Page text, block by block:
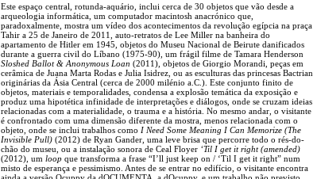
Este espaço central, rotunda-aquário, inclui cerca de 30 objetos que vão desde a
arqueologia informática, um computador macintosh anacrónico que,
paradoxalmente, mostra um vídeo dos acontecimentos da revolução egípcia na praça
Tahir a 25 de Janeiro de 2011, auto-retratos de Lee Miller na banheira do
apartamento de Hitler em 1945, objetos do Museu Nacional de Beirute danificados
durante a guerra civil do Líbano (1975-90), um frágil filme de Tamara Henderson
Sloshed Ballot & Anonymous Loan (2011), objetos de Giorgio Morandi, peças em
cerâmica de Juana Marta Rodas e Julia Isidrez, ou as esculturas das princesas Bactrian
originárias da Ásia Central (cerca de 2000 milénio a.C.). Este conjunto finito de
objetos, materiais e temporalidades, condensa a explosão temática da exposição e
produz uma hipotética infinidade de interpretações e diálogos, onde se cruzam ideias
relacionadas com a materialidade, o trauma e a história. No mesmo andar, o visitante
é confrontado com uma dimensão diferente da mostra, menos relacionada com o
objeto, onde se inclui trabalhos como I Need Some Meaning I Can Memorize (The
Invisible Pull) (2012) de Ryan Gander, uma leve brisa que percorre todo o rés-do-
chão do museu, ou a instalação sonora de Ceal Floyer ‘Til I get it right (amended)
(2012), um loop que transforma a frase “I’ll just keep on / ‘Til I get it right” num
misto de esperança e pessimismo. Antes de se entrar no edifício, o visitante encontra